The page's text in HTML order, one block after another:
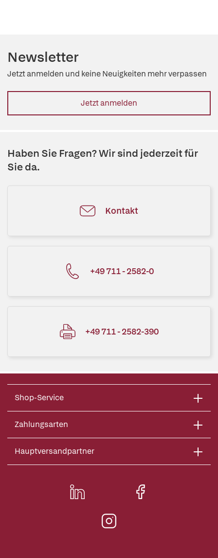
Newsletter
Jetzt anmelden und keine Neuigkeiten mehr verpassen
Jetzt anmelden
Haben Sie Fragen? Wir sind jederzeit für
Sie da.
Kontakt
+49 711 - 2582-0
+49 711 - 2582-390
Shop-Service
Zahlungsarten
Hauptversandpartner